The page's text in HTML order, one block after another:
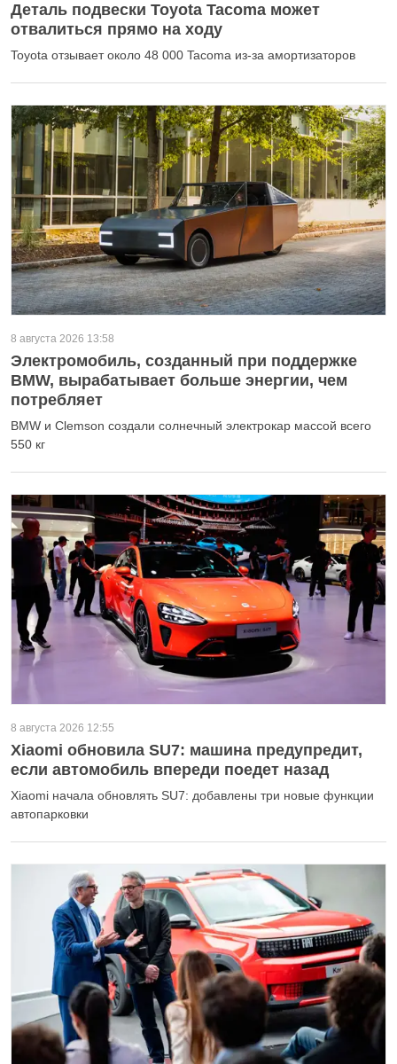
Деталь подвески Toyota Tacoma может
отвалиться прямо на ходу
Toyota отзывает около 48 000 Tacoma из-за амортизаторов
8 августа 2026 13:58
Электромобиль, созданный при поддержке
BMW, вырабатывает больше энергии, чем
потребляет
BMW и Clemson создали солнечный электрокар массой всего
550 кг
8 августа 2026 12:55
Xiaomi обновила SU7: машина предупредит,
если автомобиль впереди поедет назад
Xiaomi начала обновлять SU7: добавлены три новые функции
автопарковки